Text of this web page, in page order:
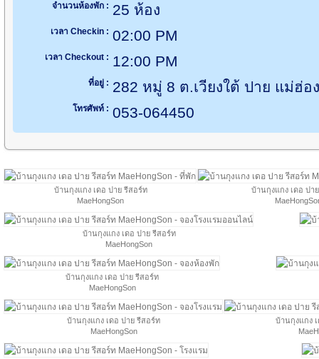
จำนวนห้องพัก : 25 ห้อง
เวลา Checkin : 02:00 PM
เวลา Checkout : 12:00 PM
ที่อยู่ : 282 หมู่ 8 ต.เวียงใต้ ปาย แม่ฮ่อ
โทรศัพท์ : 053-064450
บ้านกุงแกง เดอ ปาย รีสอร์ท
MaeHongSon
บ้านกุงแกง เดอ ปา
บ้านกุงแกง เดอ ปาย รีสอร์ท
MaeHongSon
บ้านกุงแกง เดอ ปาย รีสอร์ท
MaeHongSon
บ้านกุงแกง เดอ ปาย รีสอร์ท
MaeHongSon
บ้านกุงแกง